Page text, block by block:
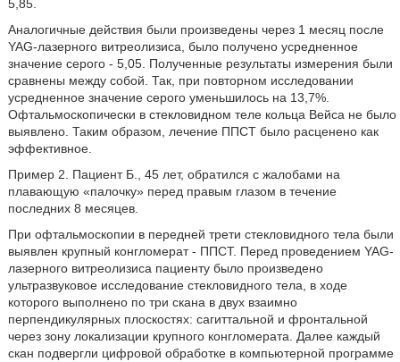
5,85.
Аналогичные действия были произведены через 1 месяц после
YAG-лазерного витреолизиса, было получено усредненное
значение серого - 5,05. Полученные результаты измерения были
сравнены между собой. Так, при повторном исследовании
усредненное значение серого уменьшилось на 13,7%.
Офтальмоскопически в стекловидном теле кольца Вейса не было
выявлено. Таким образом, лечение ППСТ было расценено как
эффективное.
Пример 2. Пациент Б., 45 лет, обратился с жалобами на
плавающую «палочку» перед правым глазом в течение
последних 8 месяцев.
При офтальмоскопии в передней трети стекловидного тела были
выявлен крупный конгломерат - ППСТ. Перед проведением YAG-
лазерного витреолизиса пациенту было произведено
ультразвуковое исследование стекловидного тела, в ходе
которого выполнено по три скана в двух взаимно
перпендикулярных плоскостях: сагиттальной и фронтальной
через зону локализации крупного конгломерата. Далее каждый
скан подвергли цифровой обработке в компьютерной программе